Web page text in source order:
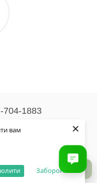
вам
Заборонити
×
704-1883